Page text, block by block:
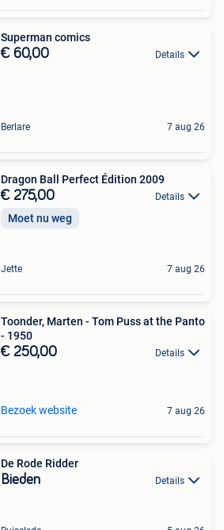
Superman comics
€ 60,00 Details
Berlare 7 aug 26
Dragon Ball Perfect Édition 2009
€ 275,00 Details
Moet nu weg
Jette 7 aug 26
Toonder, Marten - Tom Puss at the Panto
- 1950
€ 250,00 Details
Bezoek website 7 aug 26
De Rode Ridder
Bieden Details